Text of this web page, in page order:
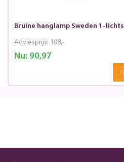
Bruine hanglamp Sweden 1-lichts
Nu:90,97
Adviesprijs: 108,-